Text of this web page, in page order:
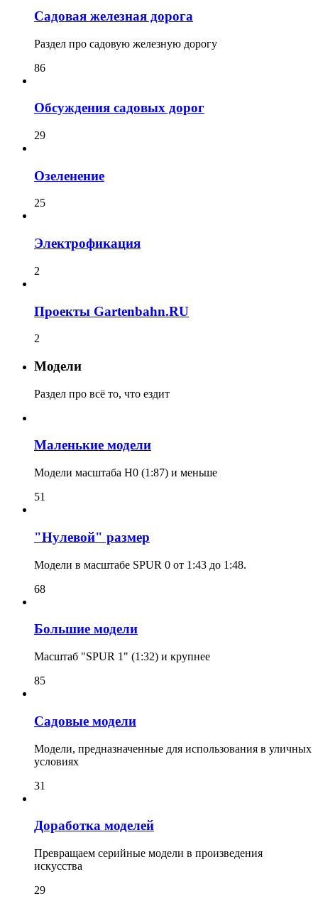
Садовая железная дорога
Раздел про садовую железную дорогу
86
Обсуждения садовых дорог
29
Озеленение
25
Электрофикация
2
Проекты Gartenbahn.RU
2
Модели
Раздел про всё то, что ездит
Маленькие модели
Модели масштаба H0 (1:87) и меньше
51
"Нулевой" размер
Модели в масштабе SPUR 0 от 1:43 до 1:48.
68
Большие модели
Масштаб "SPUR 1" (1:32) и крупнее
85
Садовые модели
Модели, предназначенные для использования в уличных
условиях
31
Доработка моделей
Превращаем серийные модели в произведения
искусства
29